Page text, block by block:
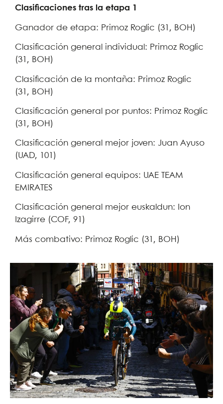
Clasificaciones tras la etapa 1
Ganador de etapa: Primoz Roglic (31, BOH)
Clasificación general individual: Primoz Roglic
(31, BOH)
Clasificación de la montaña: Primoz Roglic
(31, BOH)
Clasificación general por puntos: Primoz Roglic
(31, BOH)
Clasificación general mejor joven: Juan Ayuso
(UAD, 101)
Clasificación general equipos: UAE TEAM
EMIRATES
Clasificación general mejor euskaldun: Ion
Izagirre (COF, 91)
Más combativo: Primoz Roglic (31, BOH)